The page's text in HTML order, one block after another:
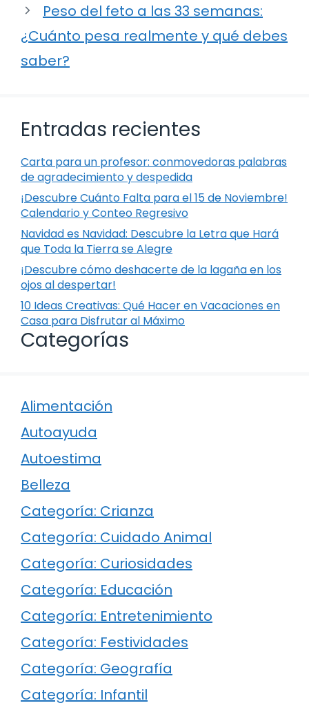
Peso del feto a las 33 semanas:
¿Cuánto pesa realmente y qué debes
saber?
Entradas recientes
Carta para un profesor: conmovedoras palabras
de agradecimiento y despedida
¡Descubre Cuánto Falta para el 15 de Noviembre!
Calendario y Conteo Regresivo
Navidad es Navidad: Descubre la Letra que Hará
que Toda la Tierra se Alegre
¡Descubre cómo deshacerte de la lagaña en los
ojos al despertar!
10 Ideas Creativas: Qué Hacer en Vacaciones en
Casa para Disfrutar al Máximo
Categorías
Alimentación
Autoayuda
Autoestima
Belleza
Categoría: Crianza
Categoría: Cuidado Animal
Categoría: Curiosidades
Categoría: Educación
Categoría: Entretenimiento
Categoría: Festividades
Categoría: Geografía
Categoría: Infantil